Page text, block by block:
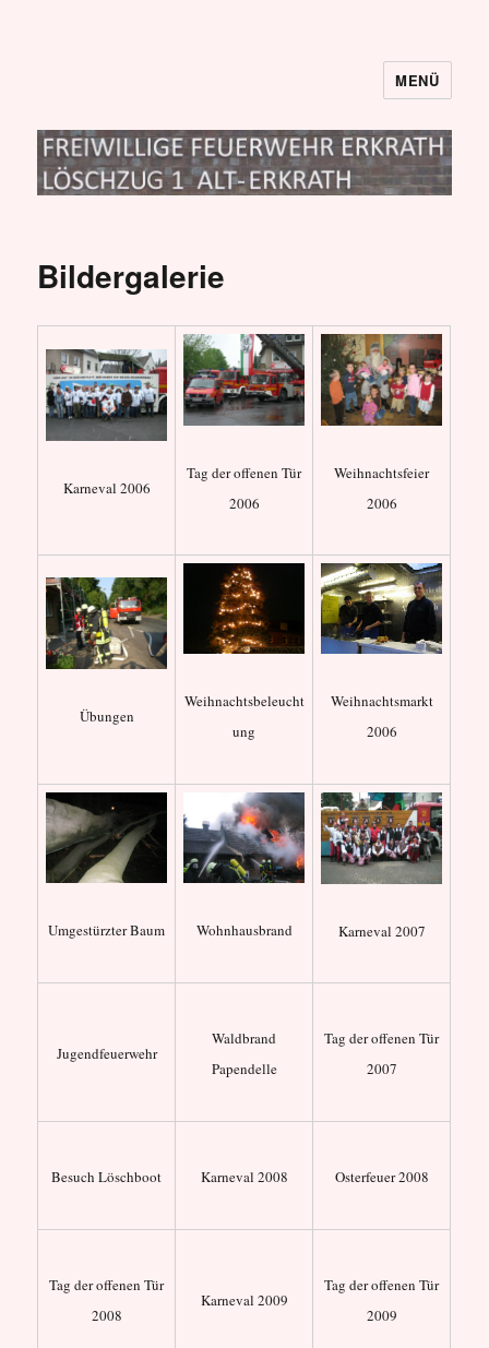
MENÜ
Bildergalerie
Karneval 2006
Tag der offenen Tür
2006
Weihnachtsfeier
2006
Übungen
Weihnachtsbeleucht
ung
Weihnachtsmarkt
2006
Umgestürzter Baum Wohnhausbrand Karneval 2007
Jugendfeuerwehr
Waldbrand
Papendelle
Tag der offenen Tür
2007
Besuch Löschboot Karneval 2008 Osterfeuer 2008
Tag der offenen Tür
2008
Karneval 2009
Tag der offenen Tür
2009